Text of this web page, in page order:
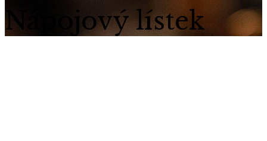
Nápojový lístek